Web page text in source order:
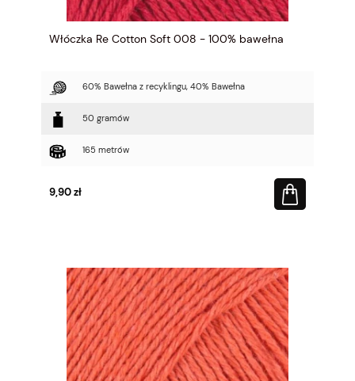
Włóczka Re Cotton Soft 008 - 100% bawełna
60% Bawełna z recyklingu, 40% Bawełna
50 gramów
165 metrów
9,90 zł